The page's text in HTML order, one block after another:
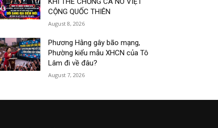
CỘNG QUỐC THIÊN
August 8, 2026
Phương Hằng gây bão mạng,
Phường kiểu mẫu XHCN của Tô
Lâm đi về đâu?
August 7, 2026